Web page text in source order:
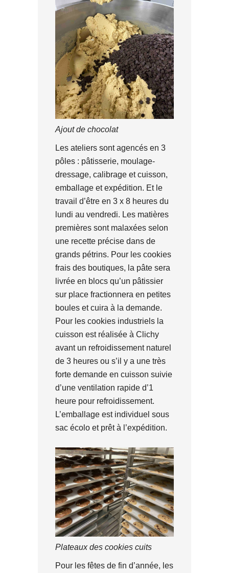
Ajout de chocolat
Les ateliers sont agencés en 3
pôles : pâtisserie, moulage-
dressage, calibrage et cuisson,
emballage et expédition. Et le
travail d’être en 3 x 8 heures du
lundi au vendredi. Les matières
premières sont malaxées selon
une recette précise dans de
grands pétrins. Pour les cookies
frais des boutiques, la pâte sera
livrée en blocs qu’un pâtissier
sur place fractionnera en petites
boules et cuira à la demande.
Pour les cookies industriels la
cuisson est réalisée à Clichy
avant un refroidissement naturel
de 3 heures ou s’il y a une très
forte demande en cuisson suivie
d’une ventilation rapide d’1
heure pour refroidissement.
L’emballage est individuel sous
sac écolo et prêt à l’expédition.
Plateaux des cookies cuits
Pour les fêtes de fin d’année, les